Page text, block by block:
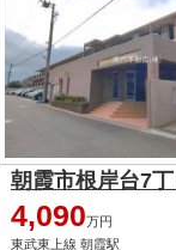
朝霞市根岸台7丁
4,090万円
東武東上線 朝霞駅